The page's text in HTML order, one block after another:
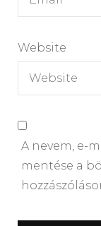
Website
A nevem, e-
mentése a